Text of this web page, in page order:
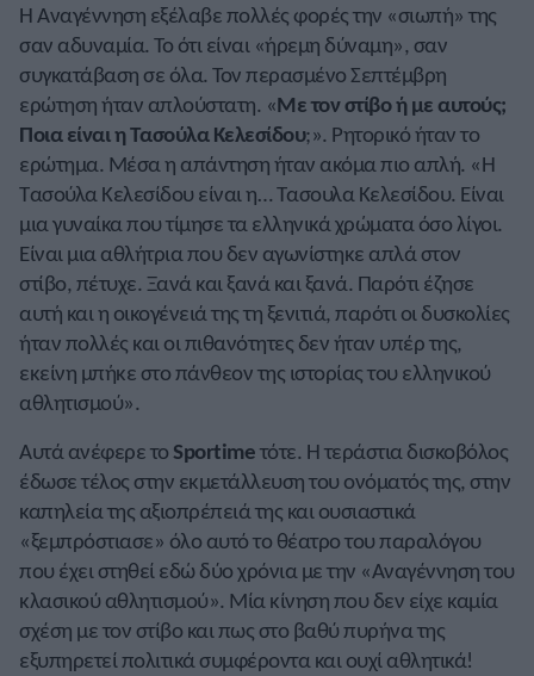
Η Αναγέννηση εξέλαβε πολλές φορές την «σιωπή» της
σαν αδυναμία. Το ότι είναι «ήρεμη δύναμη», σαν
συγκατάβαση σε όλα. Τον περασμένο Σεπτέμβρη
ερώτηση ήταν απλούστατη. «Με τον στίβο ή με αυτούς;
Ποια είναι η Τασούλα Κελεσίδου;». Ρητορικό ήταν το
ερώτημα. Μέσα η απάντηση ήταν ακόμα πιο απλή. «Η
Τασούλα Κελεσίδου είναι η… Τασουλα Κελεσίδου. Είναι
μια γυναίκα που τίμησε τα ελληνικά χρώματα όσο λίγοι.
Είναι μια αθλήτρια που δεν αγωνίστηκε απλά στον
στίβο, πέτυχε. Ξανά και ξανά και ξανά. Παρότι έζησε
αυτή και η οικογένειά της τη ξενιτιά, παρότι οι δυσκολίες
ήταν πολλές και οι πιθανότητες δεν ήταν υπέρ της,
εκείνη μπήκε στο πάνθεον της ιστορίας του ελληνικού
αθλητισμού».
Αυτά ανέφερε τοSportimeτότε. Η τεράστια δισκοβόλος
έδωσε τέλος στην εκμετάλλευση του ονόματός της, στην
καπηλεία της αξιοπρέπειά της και ουσιαστικά
«ξεμπρόστιασε» όλο αυτό το θέατρο του παραλόγου
που έχει στηθεί εδώ δύο χρόνια με την «Αναγέννηση του
κλασικού αθλητισμού». Μία κίνηση που δεν είχε καμία
σχέση με τον στίβο και πως στο βαθύ πυρήνα της
εξυπηρετεί πολιτικά συμφέροντα και ουχί αθλητικά!